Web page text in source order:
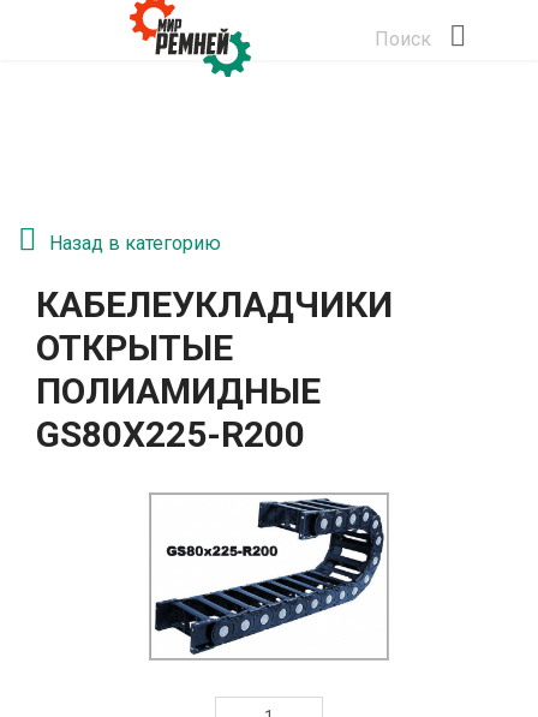
Поиск
Назад в категорию
КАБЕЛЕУКЛАДЧИКИ
ОТКРЫТЫЕ
ПОЛИАМИДНЫЕ
GS80Х225-R200